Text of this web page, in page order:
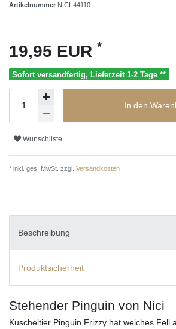
Artikelnummer NICI-44110
19,95 EUR *
Sofort versandfertig, Lieferzeit 1-2 Tage **
In den
Wunschliste
* inkl. ges. MwSt. zzgl. Versandkosten
Beschreibung
Produktsicherheit
Stehender Pinguin von Nici
Kuscheltier Pinguin Frizzy hat weiches Fell